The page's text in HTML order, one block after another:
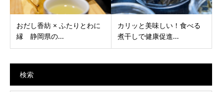
おだし香紡 × ふたりとわに
縁 静岡県の...
カリッと美味しい！食べる
煮干しで健康促進...
検索